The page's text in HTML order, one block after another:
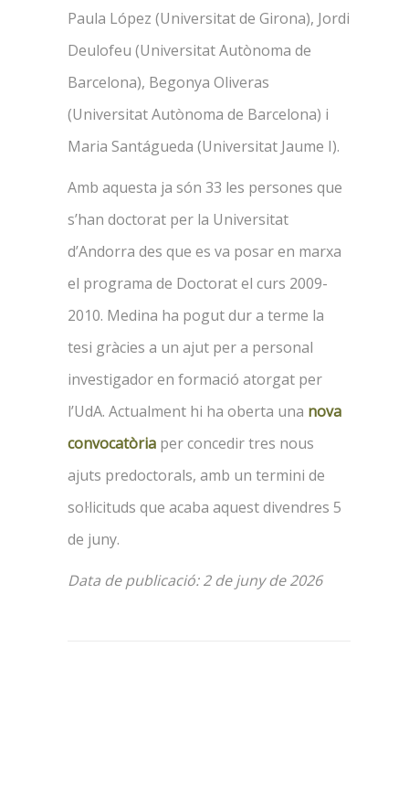
Paula López (Universitat de Girona), Jordi
Deulofeu (Universitat Autònoma de
Barcelona), Begonya Oliveras
(Universitat Autònoma de Barcelona) i
Maria Santágueda (Universitat Jaume I).
Amb aquesta ja són 33 les persones que
s’han doctorat per la Universitat
d’Andorra des que es va posar en marxa
el programa de Doctorat el curs 2009-
2010. Medina ha pogut dur a terme la
tesi gràcies a un ajut per a personal
investigador en formació atorgat per
l’UdA. Actualment hi ha oberta una nova
convocatòria per concedir tres nous
ajuts predoctorals, amb un termini de
sol·licituds que acaba aquest divendres 5
de juny.
Data de publicació: 2 de juny de 2026